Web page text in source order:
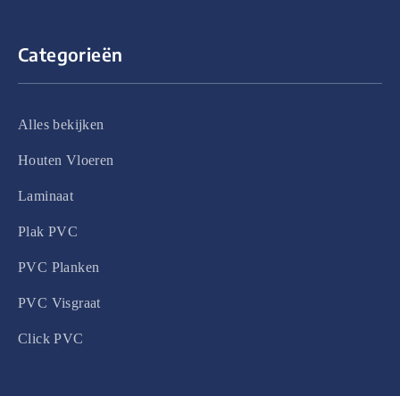
Categorieën
Alles bekijken
Houten Vloeren
Laminaat
Plak PVC
PVC Planken
PVC Visgraat
Click PVC